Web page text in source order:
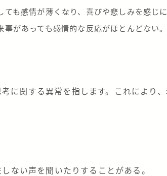
ても感情が薄くなり、喜びや悲しみを感じ
事があっても感情的な反応がほとんどない。
に関する異常を指します。これにより
ない声を聞いたりすることがある。